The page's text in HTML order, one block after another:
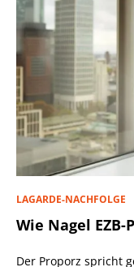
LAGARDE-NACHFOLGE
Wie Nagel
Der Proporz spricht